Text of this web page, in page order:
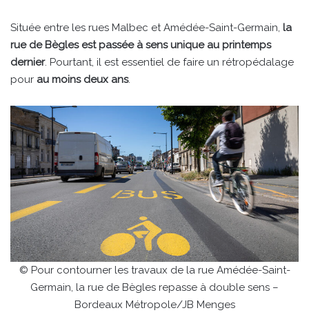
Située entre les rues Malbec et Amédée-Saint-Germain, la
rue de Bègles est passée à sens unique au printemps
dernier. Pourtant, il est essentiel de faire un rétropédalage
pour au moins deux ans.
© Pour contourner les travaux de la rue Amédée-Saint-
Germain, la rue de Bègles repasse à double sens –
Bordeaux Métropole/JB Menges